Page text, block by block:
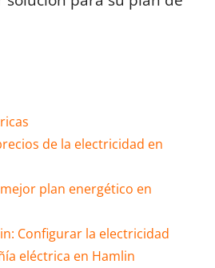
de la electricidad en
plan energético en
Configurar la electricidad
eléctrica en Hamlin